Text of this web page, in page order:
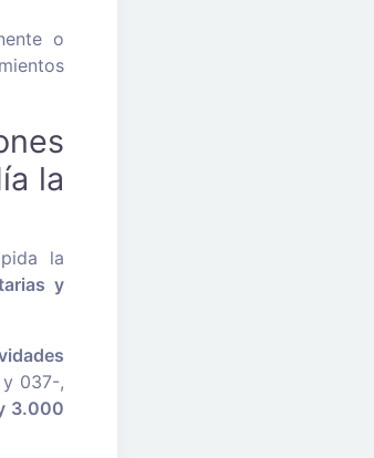
o
la
la
y
037-,
3.000